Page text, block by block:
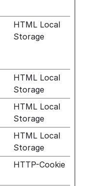
HTML Local
Storage
HTML Local
Storage
HTML Local
Storage
HTML Local
Storage
HTTP-Cookie